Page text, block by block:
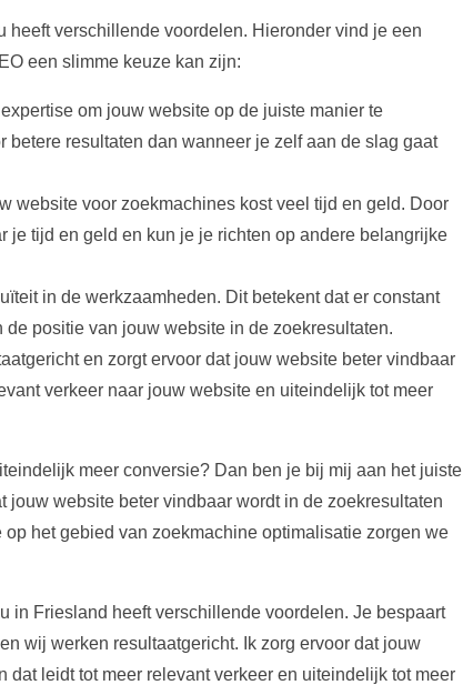
verschillende voordelen. Hieronder vind je een
een slimme keuze kan zijn:
om jouw website op de juiste manier te
resultaten dan wanneer je zelf aan de slag gaat
website voor zoekmachines kost veel tijd en geld. Door
je tijd en geld en kun je je richten op andere belangrijke
in de werkzaamheden. Dit betekent dat er constant
positie van jouw website in de zoekresultaten.
en zorgt ervoor dat jouw website beter vindbaar
verkeer naar jouw website en uiteindelijk tot meer
meer conversie? Dan ben je bij mij aan het juiste
website beter vindbaar wordt in de zoekresultaten
het gebied van zoekmachine optimalisatie zorgen we
in Friesland heeft verschillende voordelen. Je bespaart
wij werken resultaatgericht. Ik zorg ervoor dat jouw
leidt tot meer relevant verkeer en uiteindelijk tot meer